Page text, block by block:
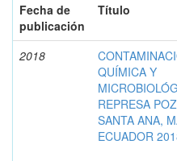
Fecha de
publicación
Título
2018
QUÍMICA Y
REPRESA
SANTA ANA,
ECUADOR